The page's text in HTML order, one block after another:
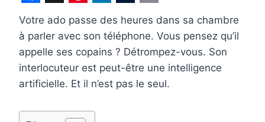
F
a
c
e
b
o
X P
i
n
t
e
r
L
i
n
k
e
d
T
u
m
b
l
E
m
a
i
l
Votre ado passe des heures dans sa chambre
à parler avec son téléphone. Vous pensez qu’il
appelle ses copains ? Détrompez-vous. Son
interlocuteur est peut-être une intelligence
artificielle. Et il n’est pas le seul.